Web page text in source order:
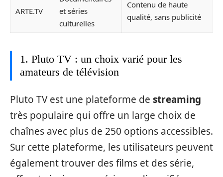
ARTE.TV
et séries
culturelles
Contenu de haute
qualité, sans publicité
1. Pluto TV : un choix varié pour les
amateurs de télévision
Pluto TV est une plateforme de streaming
très populaire qui offre un large choix de
chaînes avec plus de 250 options accessibles.
Sur cette plateforme, les utilisateurs peuvent
également trouver des films et des série,